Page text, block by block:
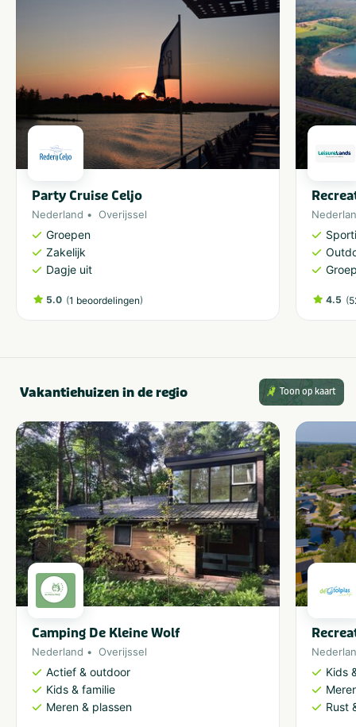
Grootte van staanplaats
Groot
Party Cruise Celjo
Nederland Overijssel
Groepen
Zakelijk
Dagje uit
5.0 (1 beoordelingen) 4.5 (
Vakantiehuizen in de regio Toon op kaart
Camping De Kleine Wolf
Nederland Overijssel
Actief & outdoor
Kids & familie
Meren & plassen
Kids
Rust